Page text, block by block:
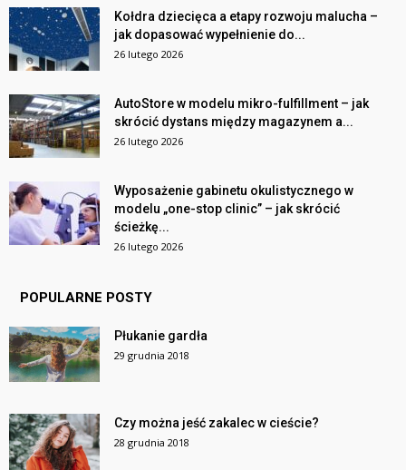
Kołdra dziecięca a etapy rozwoju malucha –
jak dopasować wypełnienie do...
26 lutego 2026
AutoStore w modelu mikro-fulfillment – jak
skrócić dystans między magazynem a...
26 lutego 2026
Wyposażenie gabinetu okulistycznego w
modelu „one-stop clinic” – jak skrócić
ścieżkę...
26 lutego 2026
POPULARNE POSTY
Płukanie gardła
29 grudnia 2018
Czy można jeść zakalec w cieście?
28 grudnia 2018